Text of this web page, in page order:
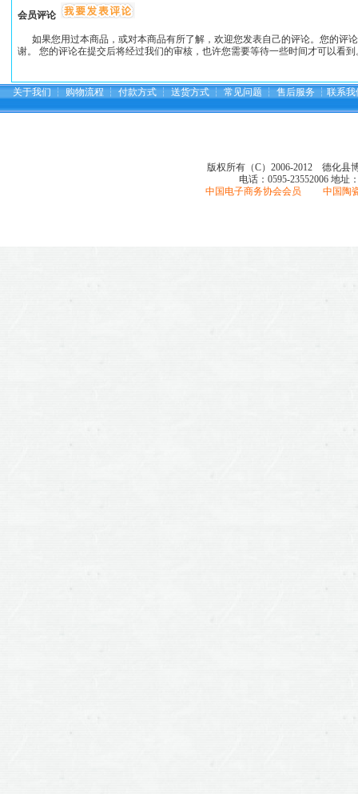
会员评论
如果您用过本商品，或对本商品有所了解，欢迎您发表自己的评论。您的评
谢。 您的评论在提交后将经过我们的审核，也许您需要等待一些时间才可以看
关于我们 ┆ 购物流程 ┆ 付款方式 ┆ 送货方式 ┆ 常见问题 ┆ 售后服务 ┆ 联系我
版权所有（C）2006-2012 德化县
电话：0595-23552006 地址
中国电子商务协会会员 中国陶